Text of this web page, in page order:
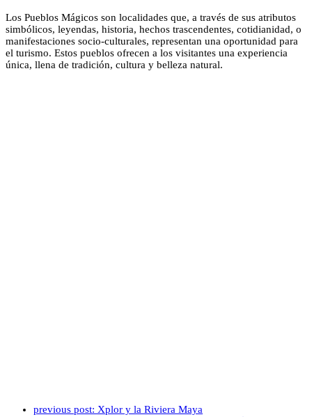
Los Pueblos Mágicos son localidades que, a través de sus atributos
simbólicos, leyendas, historia, hechos trascendentes, cotidianidad, o
manifestaciones socio-culturales, representan una oportunidad para
el turismo. Estos pueblos ofrecen a los visitantes una experiencia
única, llena de tradición, cultura y belleza natural.
previous post: Xplor y la Riviera Maya